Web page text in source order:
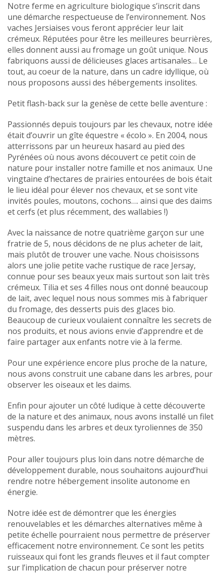
Notre ferme en agriculture biologique s’inscrit dans
une démarche respectueuse de l’environnement. Nos
vaches Jersiaises vous feront apprécier leur lait
crémeux. Réputées pour être les meilleures beurrières,
elles donnent aussi au fromage un goût unique. Nous
fabriquons aussi de délicieuses glaces artisanales… Le
tout, au coeur de la nature, dans un cadre idyllique, où
nous proposons aussi des hébergements insolites.
Petit flash-back sur la genèse de cette belle aventure :
Passionnés depuis toujours par les chevaux, notre idée
était d’ouvrir un gîte équestre « écolo ». En 2004, nous
atterrissons par un heureux hasard au pied des
Pyrénées où nous avons découvert ce petit coin de
nature pour installer notre famille et nos animaux. Une
vingtaine d’hectares de prairies entourées de bois était
le lieu idéal pour élever nos chevaux, et se sont vite
invités poules, moutons, cochons…. ainsi que des daims
et cerfs (et plus récemment, des wallabies !)
Avec la naissance de notre quatrième garçon sur une
fratrie de 5, nous décidons de ne plus acheter de lait,
mais plutôt de trouver une vache. Nous choisissons
alors une jolie petite vache rustique de race Jersay,
connue pour ses beaux yeux mais surtout son lait très
crémeux. Tilia et ses 4 filles nous ont donné beaucoup
de lait, avec lequel nous nous sommes mis à fabriquer
du fromage, des desserts puis des glaces bio.
Beaucoup de curieux voulaient connaître les secrets de
nos produits, et nous avions envie d’apprendre et de
faire partager aux enfants notre vie à la ferme.
Pour une expérience encore plus proche de la nature,
nous avons construit une cabane dans les arbres, pour
observer les oiseaux et les daims.
Enfin pour ajouter un côté ludique à cette découverte
de la nature et des animaux, nous avons installé un filet
suspendu dans les arbres et deux tyroliennes de 350
mètres.
Pour aller toujours plus loin dans notre démarche de
développement durable, nous souhaitons aujourd’hui
rendre notre hébergement insolite autonome en
énergie.
Notre idée est de démontrer que les énergies
renouvelables et les démarches alternatives même à
petite échelle pourraient nous permettre de préserver
efficacement notre environnement. Ce sont les petits
ruisseaux qui font les grands fleuves et il faut compter
sur l’implication de chacun pour préserver notre